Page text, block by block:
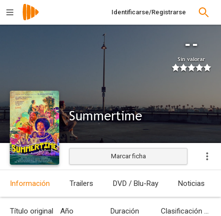
Identificarse/Registrarse
--
Sin valorar
Summertime
Estrenada
Marcar ficha
Información Trailers DVD / Blu-Ray Noticias
Título original Año Duración Clasificación por edades